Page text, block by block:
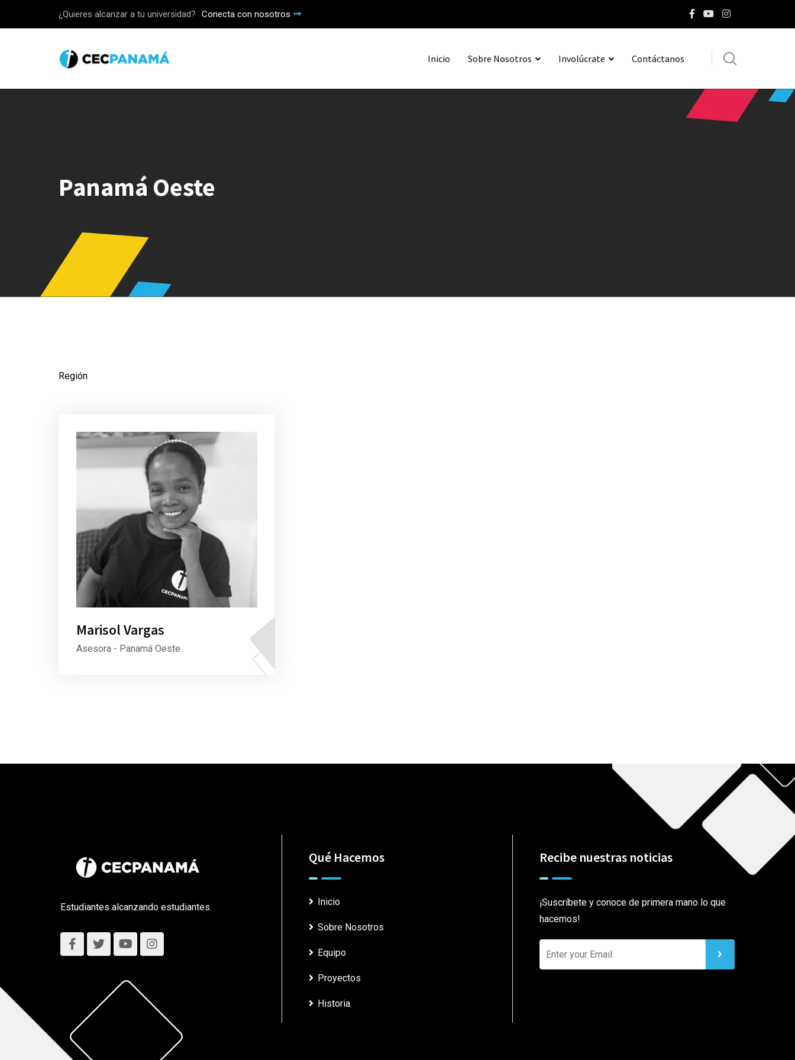
¿Quieres alcanzar a tu universidad? Conecta con nosotros
Inicio Sobre Nosotros Involúcrate Contáctanos
Panamá Oeste
Región
Marisol Vargas
Asesora - Panamá Oeste
Estudiantes alcanzando estudiantes.
Qué Hacemos
Inicio
Sobre Nosotros
Equipo
Proyectos
Historia
Recibe nuestras noticias
¡Suscríbete y conoce de primera mano lo que
hacemos!